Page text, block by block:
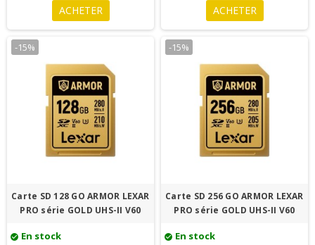
ACHETER ACHETER
-15%
Carte SD 128 GO ARMOR LEXAR
PRO série GOLD UHS-II V60
check_circle En stock
-15%
Carte SD 256 GO ARMOR LEXAR
PRO série GOLD UHS-II V60
check_circle En stock